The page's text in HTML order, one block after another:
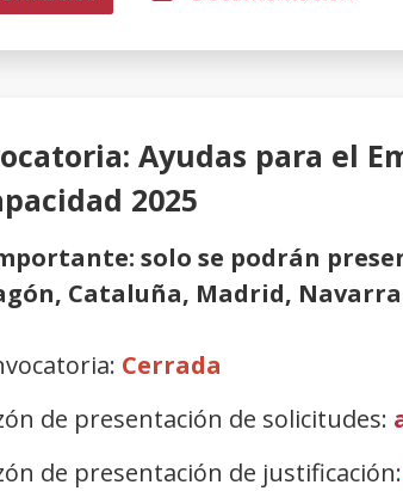
Ayudas para el
2025
solo se podrán
Cataluña, Madrid, Navarra
Cerrada
de presentación de solicitudes:
de presentación de justificación: